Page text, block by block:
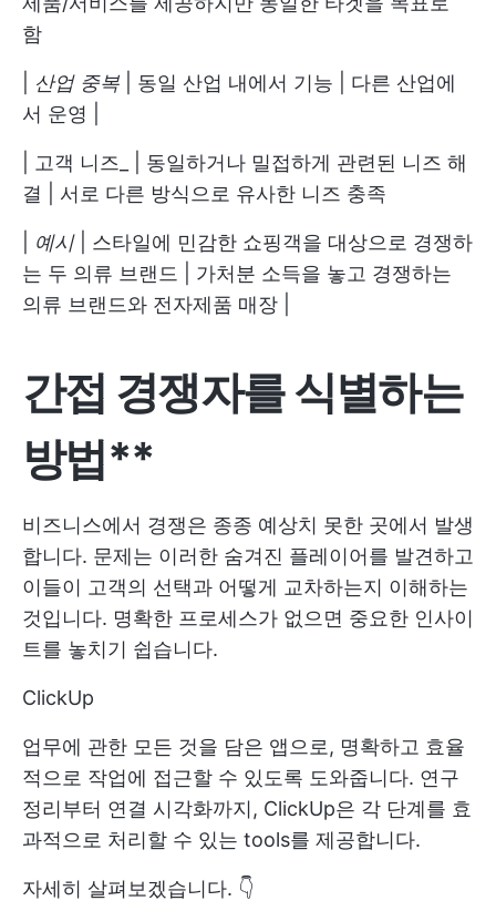
함
산업 중복 | 동일 산업 내에서 기능 | 다른 산업에
서 운영 |
| 고객 니즈_ | 동일하거나 밀접하게 관련된 니즈 해
결 | 서로 다른 방식으로 유사한 니즈 충족
예시| 스타일에 민감한 쇼핑객을 대상으로 경쟁하
는 두 의류 브랜드 | 가처분 소득을 놓고 경쟁하는
의류 브랜드와 전자제품 매장 |
간접 경쟁자를 식별하는
방법**
비즈니스에서 경쟁은 종종 예상치 못한 곳에서 발생
합니다. 문제는 이러한 숨겨진 플레이어를 발견하고
이들이 고객의 선택과 어떻게 교차하는지 이해하는
것입니다. 명확한 프로세스가 없으면 중요한 인사이
트를 놓치기 쉽습니다.
ClickUp
업무에 관한 모든 것을 담은 앱으로, 명확하고 효율
적으로 작업에 접근할 수 있도록 도와줍니다. 연구
정리부터 연결 시각화까지, ClickUp은 각 단계를 효
과적으로 처리할 수 있는 tools를 제공합니다.
자세히 살펴보겠습니다. 👇